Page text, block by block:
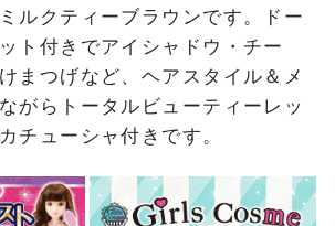
ルクティーブラウンです。ドー
ト付きでアイシャドウ・チー
まつげなど、ヘアスタイル＆メ
がらトータルビューティーレッ
チューシャ付きです。